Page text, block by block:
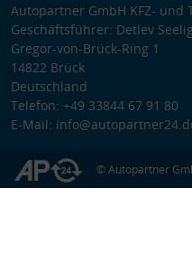
Autopartner GmbH KFZ- und
Geschäftsführer: Detlev
Gregor-von-Brück-Ring 1
14822 Brück
Deutschland
Telefon: +49 33844 67 91 80
E-Mail:
© Autopartner